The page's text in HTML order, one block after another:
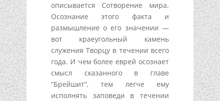
описывается Сотворение мира.
Осознание этого факта и
размышление о его значении —
вот краеугольный камень
служения Творцу в течении всего
года. И чем более еврей осознает
смысл сказанного в главе
“Брейшит”, тем легче ему
исполнять заповеди в течении